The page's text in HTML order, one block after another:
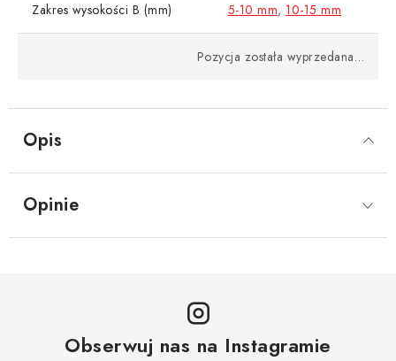
Opis
Zakres wysokości B (mm) 5-10 mm, 10-15 mm
Pozycja została wyprzedana…
Opinie
Obserwuj nas na Instagramie